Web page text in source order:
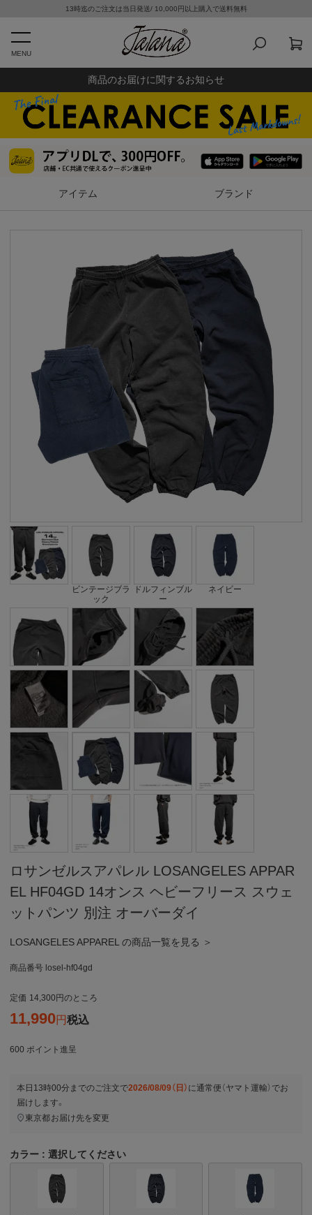
13時迄のご注文は当日発送/ 10,000円以上購入で送料無料
MENU
商品のお届けに関するお知らせ
アイテム ブランド
ビンテージブラ
ック
ドルフィンブル
ー
ネイビー
ロサンゼルスアパレル LOSANGELES APPAR
EL HF04GD 14オンス ヘビーフリース スウェ
ットパンツ 別注 オーバーダイ
LOSANGELES APPAREL の商品一覧を見る ＞
商品番号 losel-hf04gd
定価 14,300 のところ
11,990 税込
600 ポイント進呈
本日 13時00分 までのご注文で2026/08/09（日） に通常便（ヤマト運輸） でお
届けします。
東京都お届け先を変更
カラー 選択してください